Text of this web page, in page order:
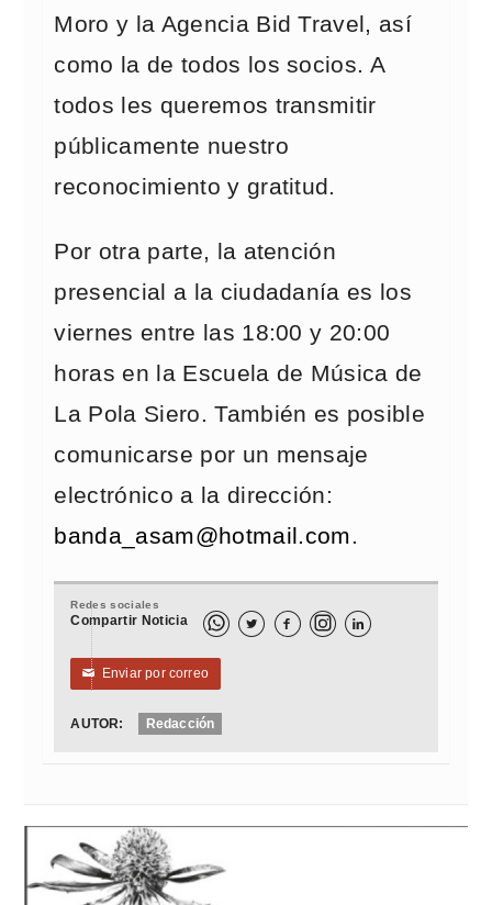
Moro y la Agencia Bid Travel, así
como la de todos los socios. A
todos les queremos transmitir
públicamente nuestro
reconocimiento y gratitud.
Por otra parte, la atención
presencial a la ciudadanía es los
viernes entre las 18:00 y 20:00
horas en la Escuela de Música de
La Pola Siero. También es posible
comunicarse por un mensaje
electrónico a la dirección:
banda_asam@hotmail.com.
Redes sociales
Compartir Noticia   
✉ Enviar por correo
AUTOR: Redacción